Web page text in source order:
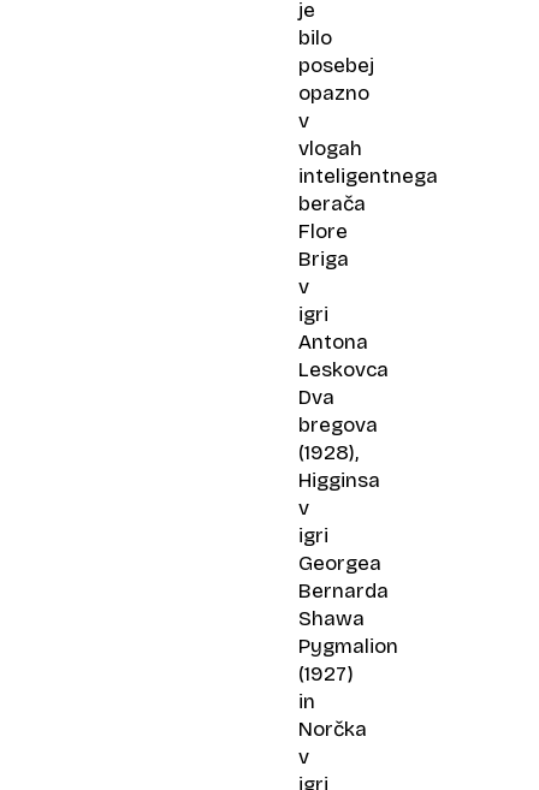
je
bilo
posebej
opazno
v
vlogah
inteligentnega
berača
Flore
Briga
v
igri
Antona
Leskovca
Dva
bregova
(1928),
Higginsa
v
igri
Georgea
Bernarda
Shawa
Pygmalion
(1927)
in
Norčka
v
igri